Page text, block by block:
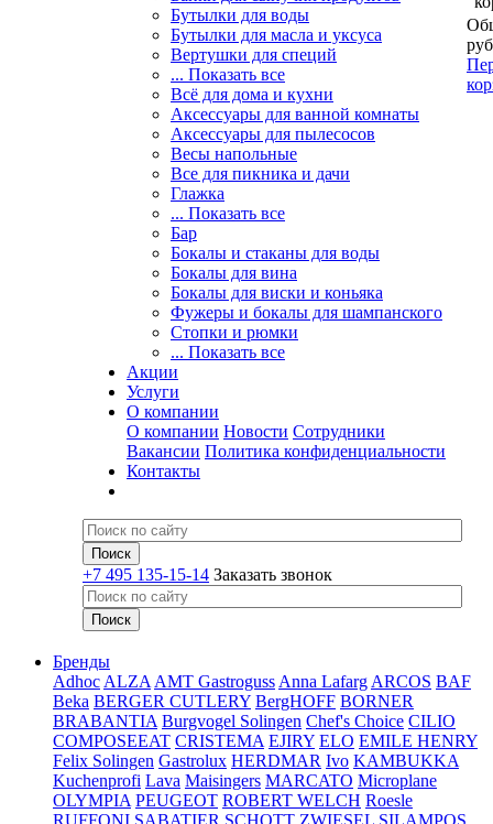
Бутылки для воды
Бутылки для масла и уксуса
Вертушки для специй
... Показать все
Всё для дома и кухни
Аксессуары для ванной комнаты
Аксессуары для пылесосов
Весы напольные
Все для пикника и дачи
Глажка
... Показать все
Бар
Бокалы и стаканы для воды
Бокалы для вина
Бокалы для виски и коньяка
Фужеры и бокалы для шампанского
Стопки и рюмки
... Показать все
Акции
Услуги
О компании
О компании Новости Сотрудники
Вакансии Политика конфиденциальности
Контакты
+7 495 135-15-14 Заказать звонок
Бренды
Adhoc ALZA AMT Gastroguss Anna Lafarg ARCOS BAF
Beka BERGER CUTLERY BergHOFF BORNER
BRABANTIA Burgvogel Solingen Chef's Choice CILIO
COMPOSEEAT CRISTEMA EJIRY ELO EMILE HENRY
Felix Solingen Gastrolux HERDMAR Ivo KAMBUKKA
Kuchenprofi Lava Maisingers MARCATO Microplane
OLYMPIA PEUGEOT ROBERT WELCH Roesle
RUFFONI SABATIER SCHOTT ZWIESEL SILAMPOS